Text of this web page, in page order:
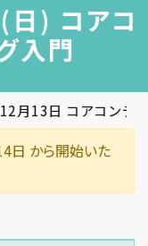
) コアコ
入門
月13日 コアコンデ
日 から開始いた